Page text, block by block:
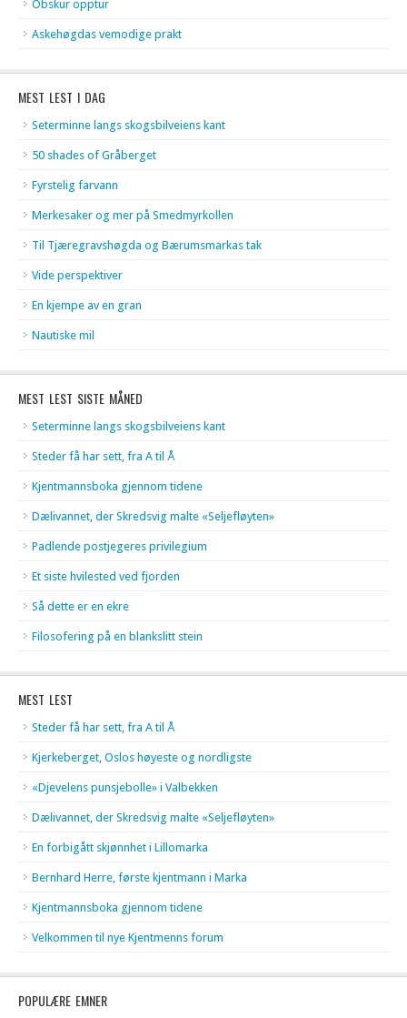
Obskur opptur
Askehøgdas vemodige prakt
MEST LEST I DAG
Seterminne langs skogsbilveiens kant
50 shades of Gråberget
Fyrstelig farvann
Merkesaker og mer på Smedmyrkollen
Til Tjæregravshøgda og Bærumsmarkas tak
Vide perspektiver
En kjempe av en gran
Nautiske mil
MEST LEST SISTE MÅNED
Seterminne langs skogsbilveiens kant
Steder få har sett, fra A til Å
Kjentmannsboka gjennom tidene
Dælivannet, der Skredsvig malte «Seljefløyten»
Padlende postjegeres privilegium
Et siste hvilested ved fjorden
Så dette er en ekre
Filosofering på en blankslitt stein
MEST LEST
Steder få har sett, fra A til Å
Kjerkeberget, Oslos høyeste og nordligste
«Djevelens punsjebolle» i Valbekken
Dælivannet, der Skredsvig malte «Seljefløyten»
En forbigått skjønnhet i Lillomarka
Bernhard Herre, første kjentmann i Marka
Kjentmannsboka gjennom tidene
Velkommen til nye Kjentmenns forum
POPULÆRE EMNER